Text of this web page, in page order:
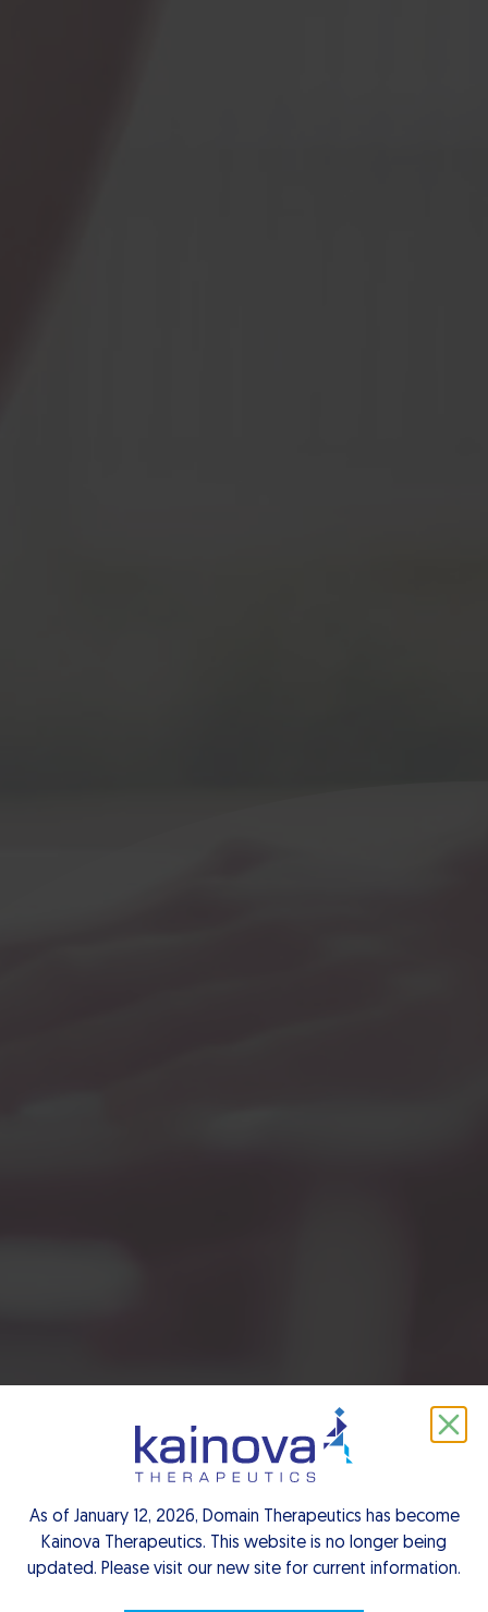
Partnerships
Our Partnerships
As of January 12, 2026, Domain Therapeutics has become
Kainova Therapeutics. This website is no longer being
updated. Please visit our new site for current information.